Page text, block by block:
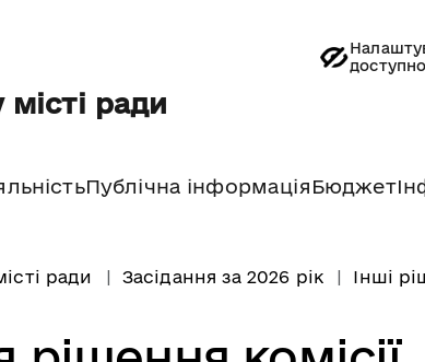
ради
Публічна інформація Бюджет
ради Засідання за 2026 рік Інші